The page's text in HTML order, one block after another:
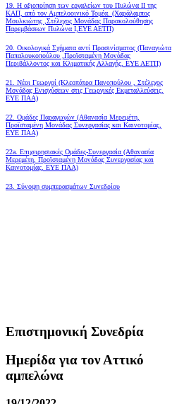
19. Η αξιοποίηση των εργαλείων του Πυλώνα ΙΙ της
ΚΑΠ, από τον Αμπελοοινικό Τομέα. (Χαράλαμπος
Μουλκιώτης ,Στέλεχος Μονάδας Παρακολούθησης
Παρεμβάσεων Πυλώνα Ι,ΕΥΕ ΑΕΤΠ)
20. Οικολογικά Σχήματα αντί Πρασινίσματος (Παναγιώτα
Παπαλουκοπούλου ,Προϊσταμένη Μονάδας
Περιβάλλοντος και Κλιματικής Αλλαγής, ΕΥΕ ΑΕΤΠ)
21. Νέοι Γεωργοί (Κλεοπάτρα Πανοπούλου , Στέλεχος
Μονάδας Ενισχύσεων στις Γεωργικές Εκμεταλλεύσεις,
ΕΥΕ ΠΑΑ)
22. Ομάδες Παραγωγών (Αθανασία Μερεμέτη,
Προϊσταμένη Μονάδας Συνεργασίας και Καινοτομίας,
ΕΥΕ ΠΑΑ)
22a. Επιχειρησιακές Ομάδες-Συνεργασία (Αθανασία
Μερεμέτη, Προϊσταμένη Μονάδας Συνεργασίας και
Καινοτομίας, ΕΥΕ ΠΑΑ)
23. Σύνοψη συμπερασμάτων Συνεδρίου
Επιστημονική Συνεδρία
Ημερίδα για τον Αττικό
αμπελώνα